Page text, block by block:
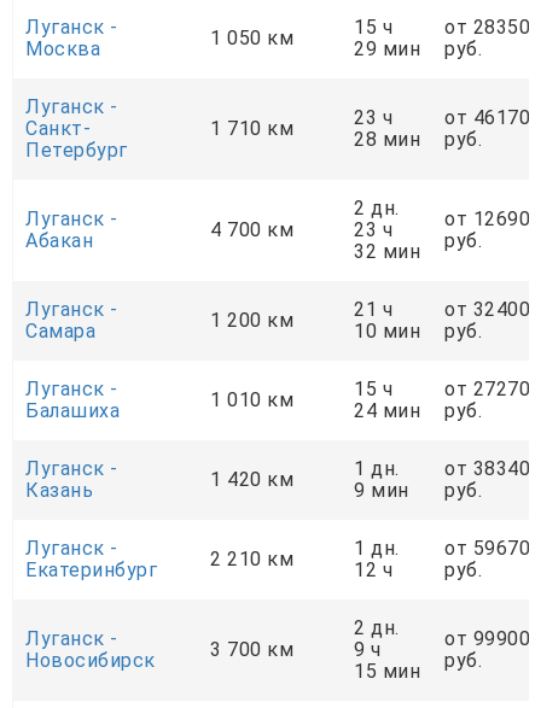
Луганск -
Москва
1 050 км
15 ч
29 мин
от 28350
руб.
Луганск -
Санкт-
Петербург
1 710 км
23 ч
28 мин
от 46170
руб.
Луганск -
Абакан
4 700 км
2 дн.
23 ч
32 мин
от 126900
руб.
Луганск -
Самара
1 200 км
21 ч
10 мин
от 32400
руб.
Луганск -
Балашиха
1 010 км
15 ч
24 мин
от 27270
руб.
Луганск -
Казань
1 420 км
1 дн.
9 мин
от 38340
руб.
Луганск -
Екатеринбург
2 210 км
1 дн.
12 ч
от 59670
руб.
Луганск -
Новосибирск
3 700 км
2 дн.
9 ч
15 мин
от 99900
руб.